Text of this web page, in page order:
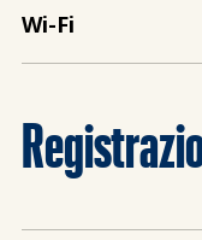
Wi-Fi